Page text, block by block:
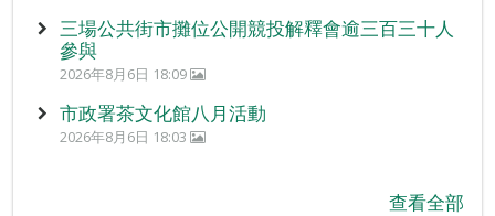
三場公共街市攤位公開競投解釋會逾三百三十人
參與
2026年8月6日 18:09
市政署茶文化館八月活動
2026年8月6日 18:03
查看全部